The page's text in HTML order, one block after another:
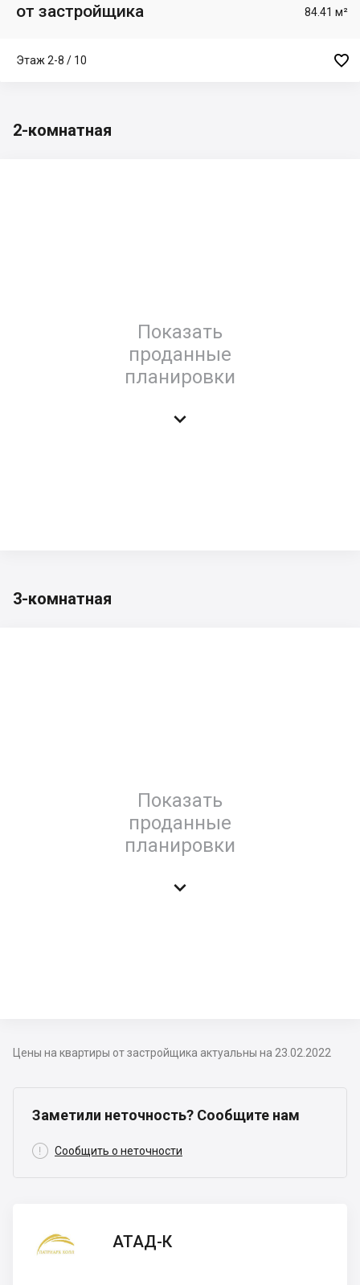
от застройщика 84.41 м²
Этаж 2-8 / 10 
2-комнатная
Показать
проданные
планировки

3-комнатная
Показать
проданные
планировки

Цены на квартиры от застройщика актуальны на 23.02.2022
Заметили неточность? Сообщите нам
 Сообщить о неточности
АТАД-К
АТАД-К